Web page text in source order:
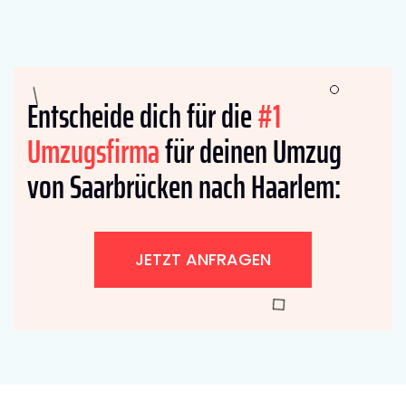
Entscheide dich für die#1
Umzugsfirmafür deinen Umzug
von Saarbrücken nach Haarlem:
JETZT ANFRAGEN